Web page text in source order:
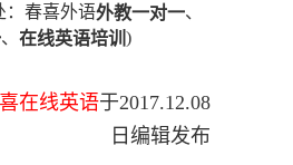
：春喜外语外教一对一、
、 在线英语培训 )
在线英语于2017.12.08
日编辑发布